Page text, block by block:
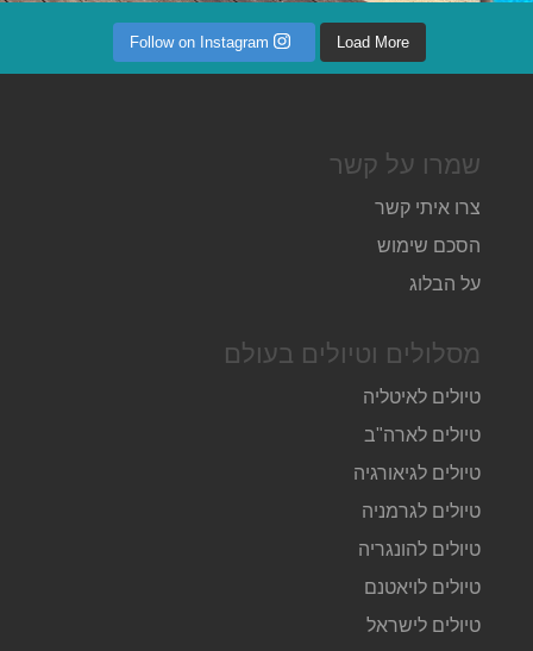
Load More
Follow on Instagram
שמרו על קשר
צרו איתי קשר
הסכם שימוש
על הבלוג
מסלולים וטיולים בעולם
טיולים לאיטליה
טיולים לארה"ב
טיולים לגיאורגיה
טיולים לגרמניה
טיולים להונגריה
טיולים לויאטנם
טיולים לישראל